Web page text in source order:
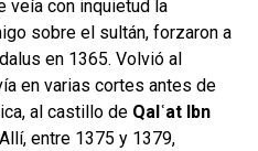
veía con inquietud la
sobre el sultán, forzaron a
en 1365. Volvió al
en varias cortes antes de
al castillo de Qalʿat Ibn
entre 1375 y 1379,